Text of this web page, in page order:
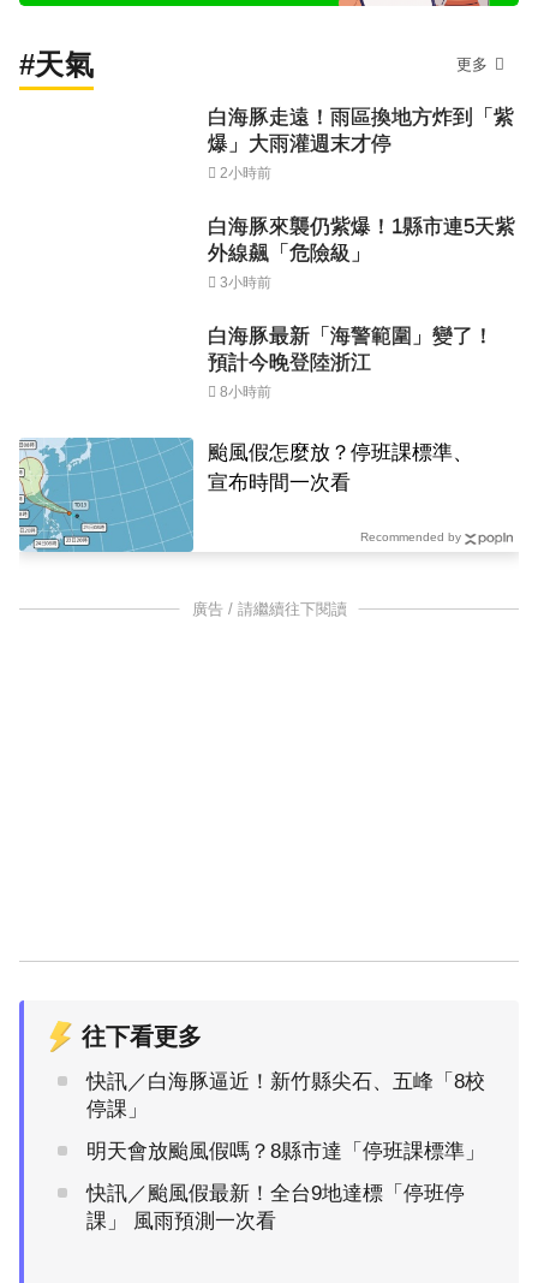
#天氣 更多
白海豚走遠！雨區換地方炸到「紫
爆」大雨灌週末才停
2小時前
白海豚來襲仍紫爆！1縣市連5天紫
外線飆「危險級」
3小時前
白海豚最新「海警範圍」變了！
預計今晚登陸浙江
8小時前
颱風假怎麼放？停班課標準、
宣布時間一次看
Recommended by
廣告 / 請繼續往下閱讀
往下看更多
快訊／白海豚逼近！新竹縣尖石、五峰「8校
停課」
明天會放颱風假嗎？8縣市達「停班課標準」
快訊／颱風假最新！全台9地達標「停班停
課」 風雨預測一次看